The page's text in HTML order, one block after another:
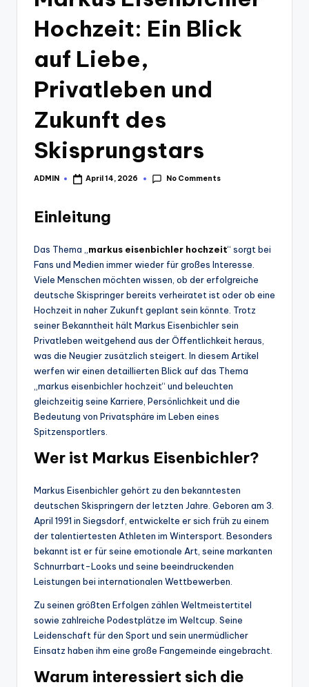
Hochzeit: Ein Blick
auf Liebe,
Privatleben und
Zukunft des
Skisprungstars
Posted
ADMIN April 14, 2026 No Comments
Einleitung
Das Thema „ markus eisenbichler hochzeit“ sorgt bei
Fans und Medien immer wieder für großes Interesse.
Viele Menschen möchten wissen, ob der erfolgreiche
deutsche Skispringer bereits verheiratet ist oder ob eine
Hochzeit in naher Zukunft geplant sein könnte. Trotz
seiner Bekanntheit hält Markus Eisenbichler sein
Privatleben weitgehend aus der Öffentlichkeit heraus,
was die Neugier zusätzlich steigert. In diesem Artikel
werfen wir einen detaillierten Blick auf das Thema
„markus eisenbichler hochzeit“ und beleuchten
gleichzeitig seine Karriere, Persönlichkeit und die
Bedeutung von Privatsphäre im Leben eines
Spitzensportlers.
Wer ist Markus Eisenbichler?
Markus Eisenbichler gehört zu den bekanntesten
deutschen Skispringern der letzten Jahre. Geboren am 3.
April 1991 in Siegsdorf, entwickelte er sich früh zu einem
der talentiertesten Athleten im Wintersport. Besonders
bekannt ist er für seine emotionale Art, seine markanten
Schnurrbart-Looks und seine beeindruckenden
Leistungen bei internationalen Wettbewerben.
Zu seinen größten Erfolgen zählen Weltmeistertitel
sowie zahlreiche Podestplätze im Weltcup. Seine
Leidenschaft für den Sport und sein unermüdlicher
Einsatz haben ihm eine große Fangemeinde eingebracht.
Warum interessiert sich die